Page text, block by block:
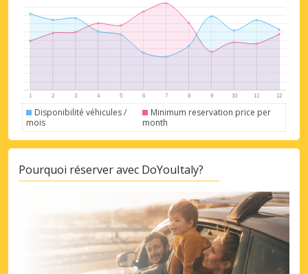
Disponibilité véhicules /
mois
Minimum reservation price per
month
Pourquoi réserver avec DoYouItaly?